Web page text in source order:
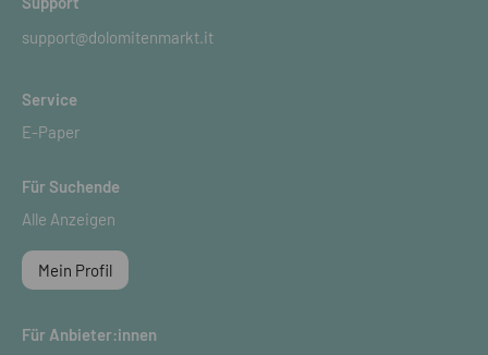
support@dolomitenmarkt.it
Service
E-Paper
Für Suchende
Alle Anzeigen
Mein Profil
Für Anbieter:innen